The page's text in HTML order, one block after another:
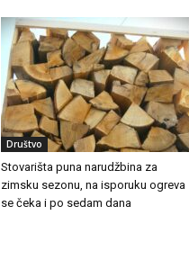
Društvo
Stovarišta puna narudžbina za
zimsku sezonu, na isporuku ogreva
se čeka i po sedam dana